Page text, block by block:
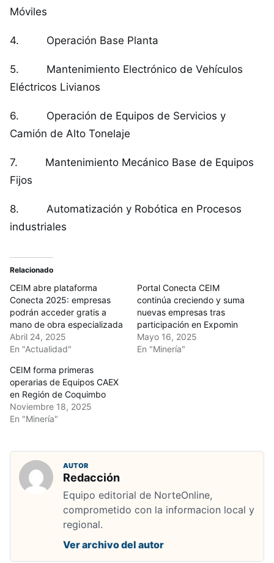
Móviles
4. Operación Base Planta
5. Mantenimiento Electrónico de Vehículos
Eléctricos Livianos
6. Operación de Equipos de Servicios y
Camión de Alto Tonelaje
7. Mantenimiento Mecánico Base de Equipos
Fijos
8. Automatización y Robótica en Procesos
industriales
Relacionado
CEIM abre plataforma
Conecta 2025: empresas
podrán acceder gratis a
mano de obra especializada
Abril 24, 2025
En "Actualidad"
Portal Conecta CEIM
continúa creciendo y suma
nuevas empresas tras
participación en Expomin
Mayo 16, 2025
En "Minería"
CEIM forma primeras
operarias de Equipos CAEX
en Región de Coquimbo
Noviembre 18, 2025
En "Minería"
AUTOR
Redacción
Equipo editorial de NorteOnline,
comprometido con la informacion local y
regional.
Ver archivo del autor